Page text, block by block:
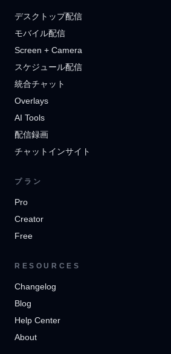
デスクトップ配信
モバイル配信
Screen + Camera
スケジュール配信
統合チャット
Overlays
AI Tools
配信録画
チャットインサイト
プラン
Pro
Creator
Free
RESOURCES
Changelog
Blog
Help Center
About